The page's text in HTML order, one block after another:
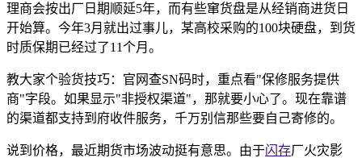
理商会按出厂日期顺延5年，而有些窜货盘是从经销商进货日
开始算。今年3月就出过事儿，某高校采购的100块硬盘，到货
时质保期已经过了11个月。
教大家个验货技巧：官网查SN码时，重点看"保修服务提供
商"字段。如果显示"非授权渠道"，那就要小心了。现在靠谱
的渠道都支持到府收件服务，千万别信那些要自己寄修的。
说到价格，最近期货市场波动挺有意思。由于闪存厂火灾影